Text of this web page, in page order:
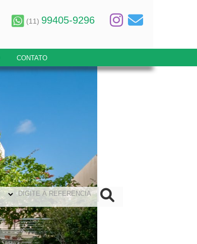
(11) 99405-9296
CONTATO